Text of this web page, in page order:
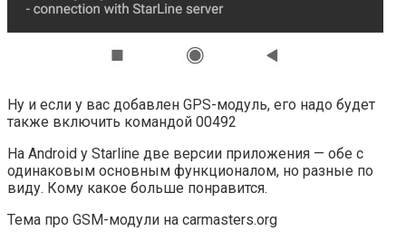
Ну и если у вас добавлен GPS-модуль, его надо будет
также включить командой 00492
На Android у Starline две версии приложения — обе с
одинаковым основным функционалом, но разные по
виду. Кому какое больше понравится.
Тема про GSM-модули на carmasters.org